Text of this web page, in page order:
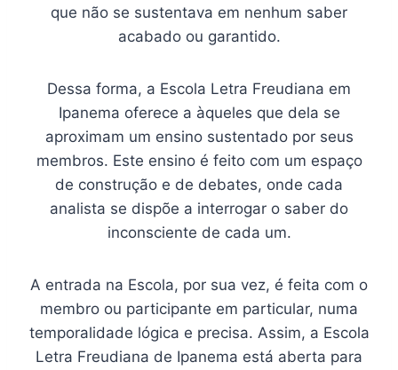
que não se sustentava em nenhum saber
acabado ou garantido.
Dessa forma, a Escola Letra Freudiana em
Ipanema oferece a àqueles que dela se
aproximam um ensino sustentado por seus
membros. Este ensino é feito com um espaço
de construção e de debates, onde cada
analista se dispõe a interrogar o saber do
inconsciente de cada um.
A entrada na Escola, por sua vez, é feita com o
membro ou participante em particular, numa
temporalidade lógica e precisa. Assim, a Escola
Letra Freudiana de Ipanema está aberta para